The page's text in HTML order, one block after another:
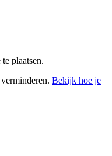
plaatsen.
Bekijk hoe je